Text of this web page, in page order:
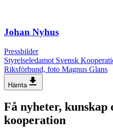
Johan Nyhus
Pressbilder
Styrelseledamot Svensk
Riksförbund, foto Magnus Glans
Hämta file_download
Få nyheter,
kooperation